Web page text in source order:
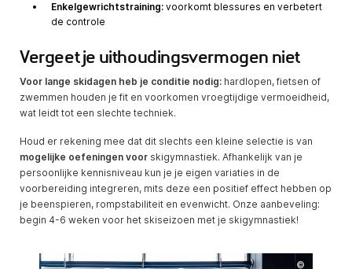
Enkelgewrichtstraining: voorkomt blessures en verbetert
de controle
Vergeet je uithoudingsvermogen niet
Voor lange skidagen heb je conditie nodig: hardlopen, fietsen of
zwemmen houden je fit en voorkomen vroegtijdige vermoeidheid,
wat leidt tot een slechte techniek.
Houd er rekening mee dat dit slechts een kleine selectie is van
mogelijke oefeningen voor skigymnastiek. Afhankelijk van je
persoonlijke kennisniveau kun je je eigen variaties in de
voorbereiding integreren, mits deze een positief effect hebben op
je beenspieren, rompstabiliteit en evenwicht. Onze aanbeveling:
begin 4-6 weken voor het skiseizoen met je skigymnastiek!
©